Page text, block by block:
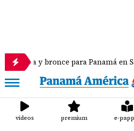
para Panamá en Santo
videos premium e-